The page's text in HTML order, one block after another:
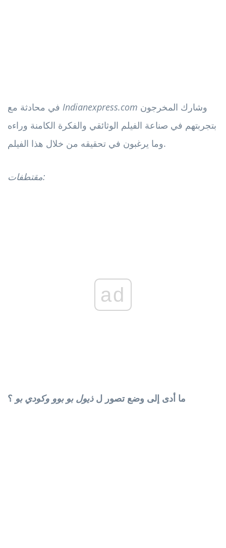
Indianexpress.com
بتجربتهم في صناعة الفيلم الوثائقي والفكرة الكامنة وراءه
وما يرغبون في تحقيقه من خلال هذا الفيلم.
مقتطفات:
ad
ما أدى إلى وضع تصور لذيول بو بوو وكودي بو ؟